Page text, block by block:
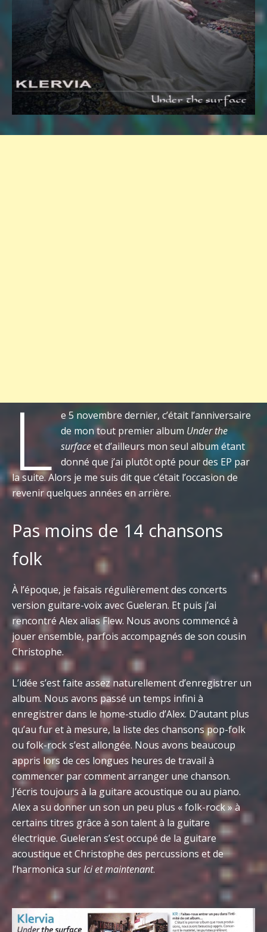
L
e 5 novembre dernier, c’était l’anniversaire
de mon tout premier album Under the
surfaceet d’ailleurs mon seul album étant
donné que j’ai plutôt opté pour des EP par
la suite. Alors je me suis dit que c’était l’occasion de
revenir quelques années en arrière.
Pas moins de 14 chansons
folk
À l’époque, je faisais régulièrement des concerts
version guitare-voix avec Gueleran. Et puis j’ai
rencontré Alex alias Flew. Nous avons commencé à
jouer ensemble, parfois accompagnés de son cousin
Christophe.
L’idée s’est faite assez naturellement d’enregistrer un
album. Nous avons passé un temps infini à
enregistrer dans le home-studio d’Alex. D’autant plus
qu’au fur et à mesure, la liste des chansons pop-folk
ou folk-rock s’est allongée. Nous avons beaucoup
appris lors de ces longues heures de travail à
commencer par comment arranger une chanson.
J’écris toujours à la guitare acoustique ou au piano.
Alex a su donner un son un peu plus « folk-rock » à
certains titres grâce à son talent à la guitare
électrique. Gueleran s’est occupé de la guitare
acoustique et Christophe des percussions et de
l’harmonica surIci et maintenant.